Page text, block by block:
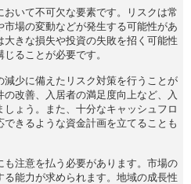
おいて不可欠な要素です。リスクは常
場の変動などが発生する可能性があ
きな損失や投資の失敗を招く可能性
ることが必要です。
少に備えたリスク対策を行うことが
改善、入居者の満足度向上など、入
ょう。また、十分なキャッシュフロ
きるような資金計画を立てることも
注意を払う必要があります。市場の
能力が求められます。地域の成長性